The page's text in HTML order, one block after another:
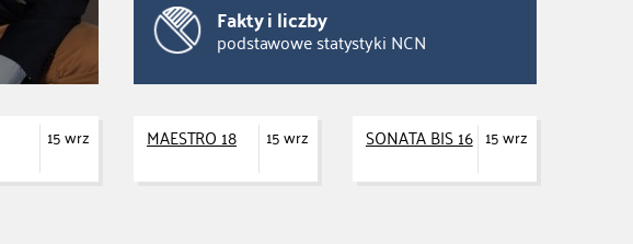
Fakty i liczby
podstawowe statystyki NCN
15 wrz MAESTRO 18 15 wrz SONATA BIS 16 15 wrz